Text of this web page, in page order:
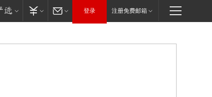
登录 注册免费邮箱